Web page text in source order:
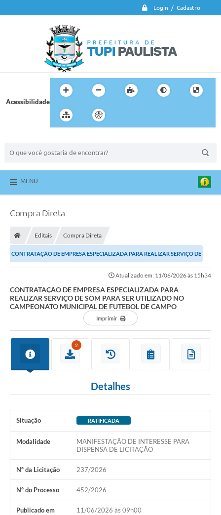
Login / Cadastro
Acessibilidade
MENU
Compra Direta
Editais Compra Direta
CONTRATAÇÃO DE EMPRESA ESPECIALIZADA PARA REALIZAR SERVIÇO DE
Atualizado em: 11/06/2026 às 15h34
CONTRATAÇÃO DE EMPRESA ESPECIALIZADA PARA
REALIZAR SERVIÇO DE SOM PARA SER UTILIZADO NO
CAMPEONATO MUNICIPAL DE FUTEBOL DE CAMPO
Imprimir
2
Detalhes
Situação RATIFICADA
Modalidade
MANIFESTAÇÃO DE INTERESSE PARA
DISPENSA DE LICITAÇÃO
Nº da Licitação 237/2026
Nº do Processo 452/2026
Publicado em 11/06/2026 às 09h00